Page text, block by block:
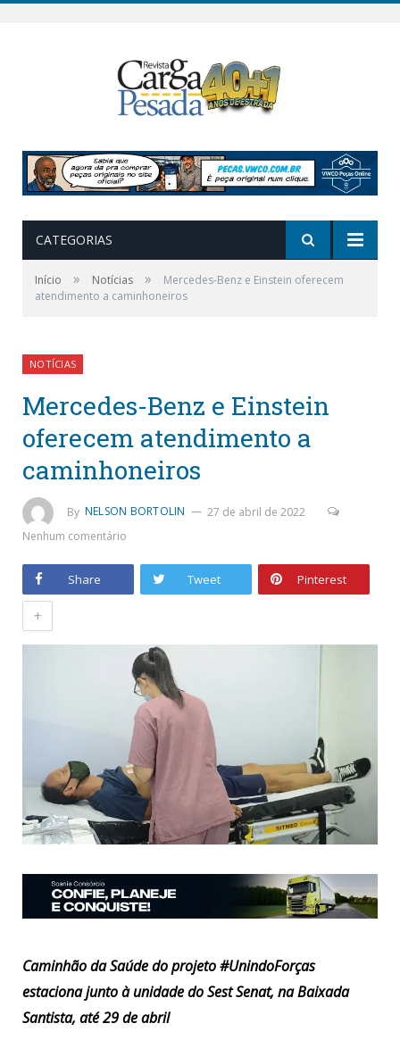
CATEGORIAS
Início » Notícias »
Mercedes-Benz e Einstein oferecem
atendimento a caminhoneiros
NOTÍCIAS
Mercedes-Benz e Einstein
oferecem atendimento a
caminhoneiros
By NELSON BORTOLIN
27 de abril de 2022
Nenhum comentário
Share Tweet Pinterest
+
Caminhão da Saúde do projeto #UnindoForças
estaciona junto à unidade do Sest Senat, na Baixada
Santista, até 29 de abril